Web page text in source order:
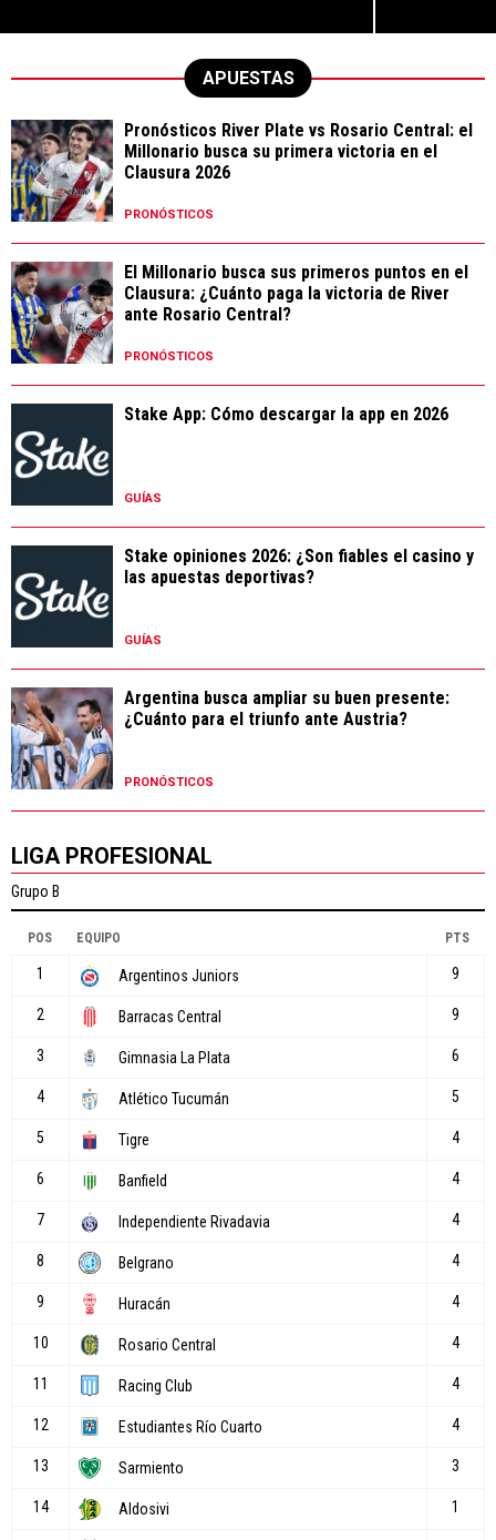
APUESTAS
Pronósticos River Plate vs Rosario Central: el
Millonario busca su primera victoria en el
Clausura 2026
PRONÓSTICOS
El Millonario busca sus primeros puntos en el
Clausura: ¿Cuánto paga la victoria de River
ante Rosario Central?
PRONÓSTICOS
Stake App: Cómo descargar la app en 2026
GUÍAS
Stake opiniones 2026: ¿Son fiables el casino y
las apuestas deportivas?
GUÍAS
Argentina busca ampliar su buen presente:
¿Cuánto para el triunfo ante Austria?
PRONÓSTICOS
LIGA PROFESIONAL